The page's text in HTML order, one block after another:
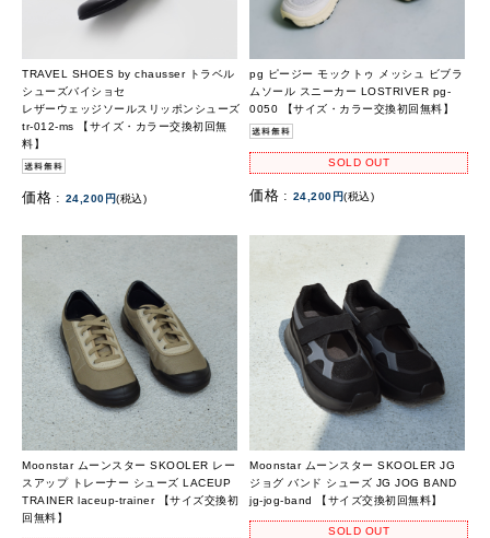
TRAVEL SHOES by chausser トラベル
シューズバイショセ
レザーウェッジソールスリッポンシューズ
tr-012-ms 【サイズ・カラー交換初回無
料】
価格 : 24,200円(税込)
pg ピージー モックトゥ メッシュ ビブラ
ムソール スニーカー LOSTRIVER pg-
0050 【サイズ・カラー交換初回無料】
SOLD OUT
価格 : 24,200円(税込)
Moonstar ムーンスター SKOOLER レー
スアップ トレーナー シューズ LACEUP
TRAINER laceup-trainer 【サイズ交換初
回無料】
Moonstar ムーンスター SKOOLER JG
ジョグ バンド シューズ JG JOG BAND
jg-jog-band 【サイズ交換初回無料】
SOLD OUT